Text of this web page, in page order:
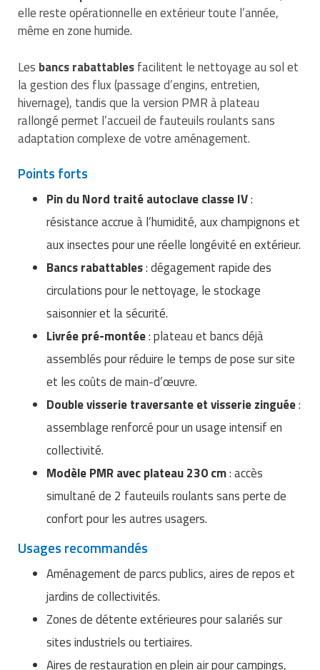
elle reste opérationnelle en extérieur toute l’année,
même en zone humide.
Les bancs rabattablesfacilitent le nettoyage au sol et
la gestion des flux (passage d’engins, entretien,
hivernage), tandis que la version PMR à plateau
rallongé permet l’accueil de fauteuils roulants sans
adaptation complexe de votre aménagement.
Points forts
Pin du Nord traité autoclave classe IV:
résistance accrue à l’humidité, aux champignons et
aux insectes pour une réelle longévité en extérieur.
Bancs rabattables: dégagement rapide des
circulations pour le nettoyage, le stockage
saisonnier et la sécurité.
Livrée pré-montée: plateau et bancs déjà
assemblés pour réduire le temps de pose sur site
et les coûts de main-d’œuvre.
Double visserie traversante et visserie zinguée:
assemblage renforcé pour un usage intensif en
collectivité.
Modèle PMR avec plateau 230 cm: accès
simultané de 2 fauteuils roulants sans perte de
confort pour les autres usagers.
Usages recommandés
Aménagement de parcs publics, aires de repos et
jardins de collectivités.
Zones de détente extérieures pour salariés sur
sites industriels ou tertiaires.
Aires de restauration en plein air pour campings,